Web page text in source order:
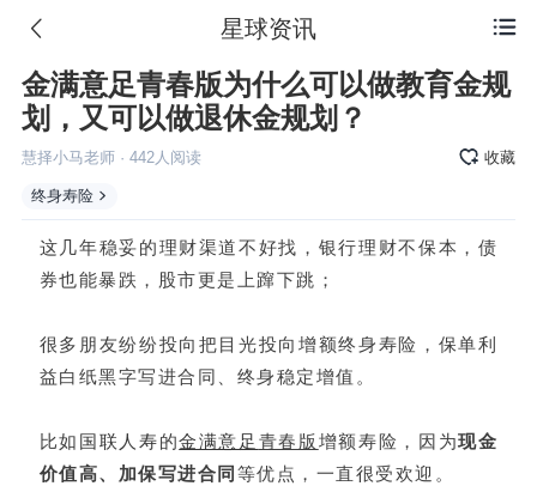
 星球资讯
金满意足青春版为什么可以做教育金规
划，又可以做退休金规划？
慧择小马老师· 442人阅读 收藏
终身寿险
这几年稳妥的理财渠道不好找，银行理财不保本，债
券也能暴跌，股市更是上蹿下跳；
很多朋友纷纷投向把目光投向增额终身寿险，保单利
益白纸黑字写进合同、终身稳定增值。
比如 国联人寿的金满意足 青春版增额寿险，因为现金
价值高、加保写进合同 等优点，一直很受欢迎。